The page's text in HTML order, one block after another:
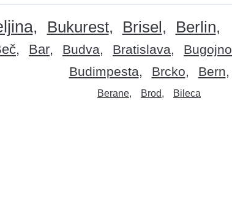
Bukurest Brisel Berlin
Bar Budva Bratislava
Bugojno
Budimpesta
Brcko Bern
Berane Brod Bileca